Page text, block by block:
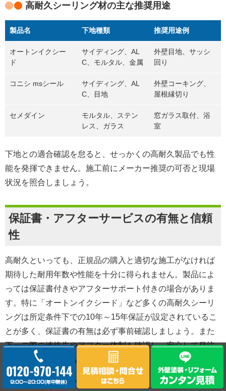
高耐久シーリング材の主な推奨用途
製品名 下地種類 推奨用途例
オートンイクシー
ド
サイディング、AL
C、モルタル、金属
外壁目地、サッシ
回り
コニシ msシール
サイディング、AL
C、目地
外壁コーキング、
屋根縁切り
セメダイン
モルタル、ステン
レス、ガラス
窓ガラス取付、浴
室
下地との適合確認を怠ると、せっかくの高耐久製品でも性
能を発揮できません。施工前にメーカー推奨の可否と現場
状況を照合しましょう。
保証書・アフターサービスの有無と信頼
性
高耐久といっても、正規品の購入と適切な施工がなければ
期待した耐用年数や性能を十分に得られません。製品によ
っては保証書付きやアフターサポート付きの場合がありま
す。特に「オートンイクシード」など多くの高耐久シーリ
ングは所定条件下での10年～15年保証が設定されているこ
とが多く、保証書の有無は必ず事前確認しましょう。また
万一の際の連絡先やアフター体制も確認し、安心して発注
できる施工業者かも選定基準に加えてください。
主なチェックポイント